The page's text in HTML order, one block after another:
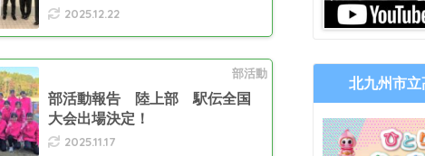
2025.12.22
部活動
部活動報告 陸上部 駅伝全国
大会出場決定！
2025.11.17
北九州市